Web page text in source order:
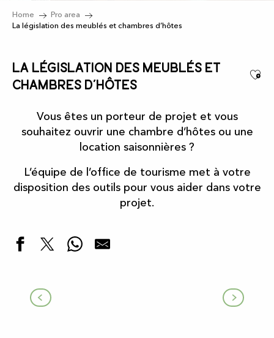
Home
Pro area
La législation des meublés et chambres d’hôtes
La législation des meublés et
chambres d’hôtes
Vous êtes un porteur de projet et vous
souhaitez ouvrir une chambre d’hôtes ou une
location saisonnières ?
L’équipe de l’office de tourisme met à votre
disposition des outils pour vous aider dans votre
projet.